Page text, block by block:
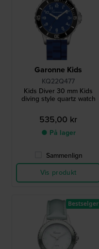
Garonne Kids
KQ22Q477
Kids Diver 30 mm Kids
diving style quartz watch
535,00 kr
● På lager
Sammenlign
Vis produkt
Bestselger